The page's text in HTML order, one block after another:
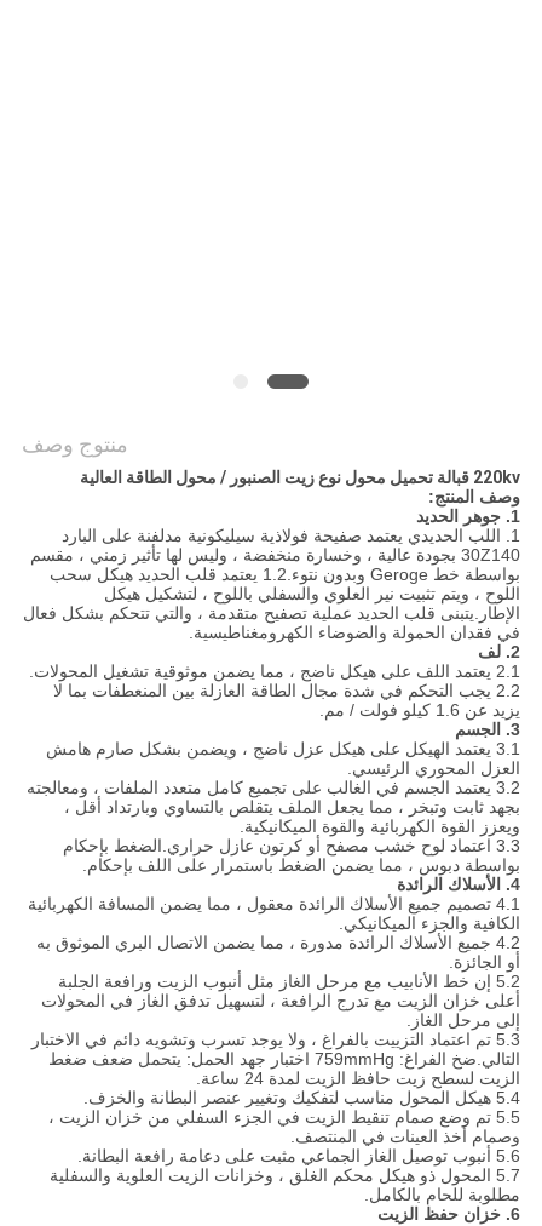
منتوج وصف
220kv قبالة تحميل محول نوع زيت الصنبور / محول الطاقة العالية
وصف المنتج:
1. جوهر الحديد
1. اللب الحديدي يعتمد صفيحة فولاذية سيليكونية مدلفنة على البارد
30Z140 بجودة عالية ، وخسارة منخفضة ، وليس لها تأثير زمني ، مقسم
بواسطة خط Geroge وبدون نتوء.1.2 يعتمد قلب الحديد هيكل سحب
اللوح ، ويتم تثبيت نير العلوي والسفلي باللوح ، لتشكيل هيكل
الإطار.يتبنى قلب الحديد عملية تصفيح متقدمة ، والتي تتحكم بشكل فعال
في فقدان الحمولة والضوضاء الكهرومغناطيسية.
2. لف
2.1 يعتمد اللف على هيكل ناضج ، مما يضمن موثوقية تشغيل المحولات.
2.2 يجب التحكم في شدة مجال الطاقة العازلة بين المنعطفات بما لا
يزيد عن 1.6 كيلو فولت / مم.
3. الجسم
3.1 يعتمد الهيكل على هيكل عزل ناضج ، ويضمن بشكل صارم هامش
العزل المحوري الرئيسي.
3.2 يعتمد الجسم في الغالب على تجميع كامل متعدد الملفات ، ومعالجته
بجهد ثابت وتبخر ، مما يجعل الملف يتقلص بالتساوي وبارتداد أقل ،
ويعزز القوة الكهربائية والقوة الميكانيكية.
3.3 اعتماد لوح خشب مصفح أو كرتون عازل حراري.الضغط بإحكام
بواسطة دبوس ، مما يضمن الضغط باستمرار على اللف بإحكام.
4. الأسلاك الرائدة
4.1 تصميم جميع الأسلاك الرائدة معقول ، مما يضمن المسافة الكهربائية
الكافية والجزء الميكانيكي.
4.2 جميع الأسلاك الرائدة مدورة ، مما يضمن الاتصال البري الموثوق به
أو الجائزة.
5.2 إن خط الأنابيب مع مرحل الغاز مثل أنبوب الزيت ورافعة الجلبة
أعلى خزان الزيت مع تدرج الرافعة ، لتسهيل تدفق الغاز في المحولات
إلى مرحل الغاز.
5.3 تم اعتماد التزييت بالفراغ ، ولا يوجد تسرب وتشويه دائم في الاختبار
التالي.ضخ الفراغ: 759mmHg اختبار جهد الحمل: يتحمل ضعف ضغط
الزيت لسطح زيت حافظ الزيت لمدة 24 ساعة.
5.4 هيكل المحول مناسب لتفكيك وتغيير عنصر البطانة والخزف.
5.5 تم وضع صمام تنقيط الزيت في الجزء السفلي من خزان الزيت ،
وصمام أخذ العينات في المنتصف.
5.6 أنبوب توصيل الغاز الجماعي مثبت على دعامة رافعة البطانة.
5.7 المحول ذو هيكل محكم الغلق ، وخزانات الزيت العلوية والسفلية
مطلوبة للحام بالكامل.
6. خزان حفظ الزيت